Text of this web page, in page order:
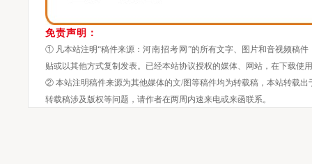
免责声明：
① 凡本站注明“稿件来源： 河南招考网 ”的所有文字、图片和音视频稿
贴或以其他方式复制发表。已经本站协议授权的媒体、网站，在下载使
② 本站注明稿件来源为其他媒体的文/图等稿件均为转载稿，本站转载
转载稿涉及版权等问题，请作者在两周内速来电或来函联系。